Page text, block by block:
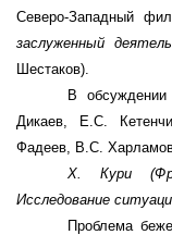
Северо-Западный
заслуженный
Шестаков).
В
Дикаев, Е.С.
Фадеев, В.С.
Х. Кури (
Исследование
Проблема